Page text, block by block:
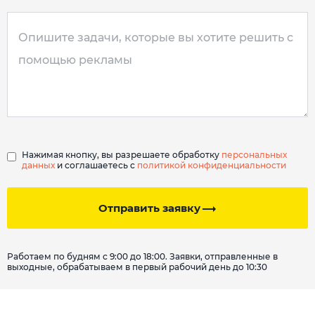
Отправить заявку
Нажимая кнопку, вы разрешаете обработку персональных
данных и соглашаетесь с политикой конфиденциальности
Работаем по будням с 9:00 до 18:00. Заявки, отправленные в
выходные, обрабатываем в первый рабочий день до 10:30